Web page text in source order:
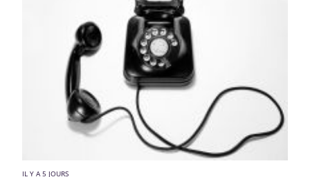
IL Y A 5 JOURS